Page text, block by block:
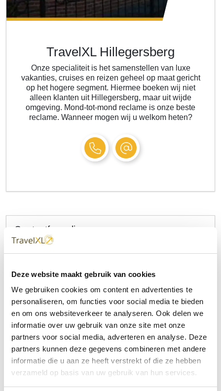
Deze website maakt gebruik van cookies
We gebruiken cookies om content en advertenties te
personaliseren, om functies voor social media te bieden
en om ons websiteverkeer te analyseren. Ook delen we
informatie over uw gebruik van onze site met onze
partners voor social media, adverteren en analyse. Deze
partners kunnen deze gegevens combineren met andere
informatie die u aan ze heeft verstrekt of die ze hebben
verzameld op basis van uw gebruik van hun services.
TravelXL Hillegersberg
Onze specialiteit is het samenstellen van luxe
vakanties, cruises en reizen geheel op maat gericht
op het hogere segment. Hiermee boeken wij niet
alleen klanten uit Hillegersberg, maar uit wijde
omgeving. Mond-tot-mond reclame is onze beste
reclame. Wanneer mogen wij u welkom heten?
Contactformulier
Uw naam
Bericht